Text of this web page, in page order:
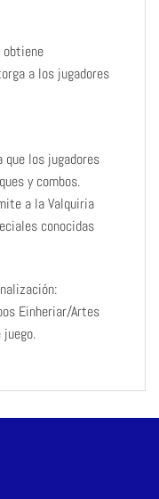
obtiene
a los jugadores
que los jugadores
y combos.
a la Valquiria
conocidas
Einheriar/Artes